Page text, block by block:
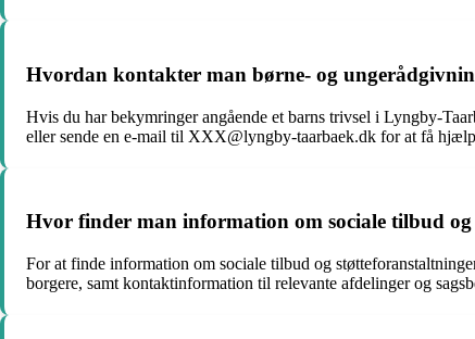
Hvordan kontakter man børne- og
Hvis du har bekymringer angående et barns trivsel i Lyngby-
eller sende en e-mail til XXX@lyngby-taarbaek.dk for at få
Hvor finder man information om sociale tilbud
For at finde information om sociale tilbud og
borgere, samt kontaktinformation til relevante afdelinger og